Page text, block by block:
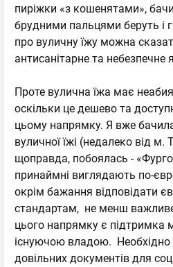
пиріжки «з кошенятами»,
брудними пальцями беруть і
про вуличну їжу можна
антисанітарне та небезпечне
Проте вулична їжа має
оскільки це дешево та
цьому напрямку. Я вже
вуличної їжі (недалеко від
щоправда, побоялась -
принаймні виглядають по-
окрім бажання відповідати
стандартам, не менш
цього напрямку є підтримка
існуючою владою.
довільних документів для